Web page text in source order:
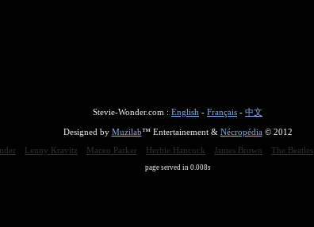
Stevie-Wonder.com : English - Français - 中文
Designed by Muzilab™ Entertainement & Nécropédia© 2012
Lenny Kravitz Maceo Parker Herbie Hancock James Brown The Beatles
page served in 0.008s